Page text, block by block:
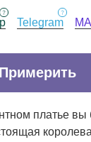
платье вы
Примерить
Telegram